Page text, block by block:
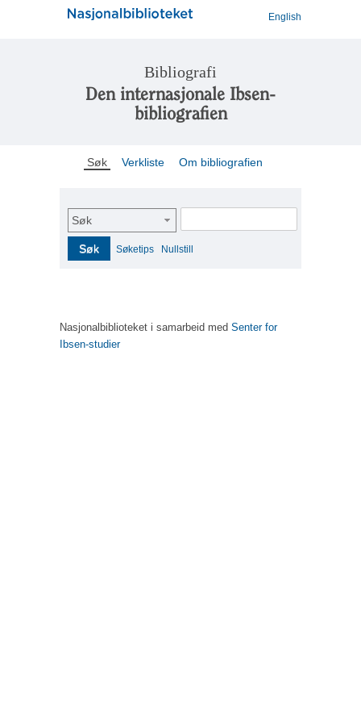
English
Bibliografi
Den internasjonale Ibsen-
bibliografien
Søk Verkliste Om bibliografien
Søk
Søk Søketips Nullstill
Nasjonalbiblioteket i samarbeid med Senter for
Ibsen-studier